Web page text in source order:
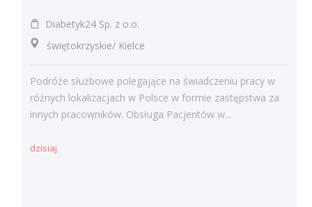
Diabetyk24 Sp. z o.o.
świętokrzyskie/ Kielce
Podróże służbowe polegające na świadczeniu pracy w
różnych lokalizacjach w Polsce w formie zastępstwa za
innych pracowników. Obsługa Pacjentów w...
dzisiaj